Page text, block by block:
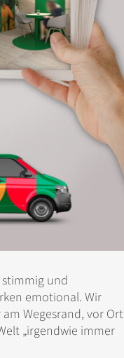
und
emotional. Wir
Wegesrand, vor Ort
„irgendwie immer